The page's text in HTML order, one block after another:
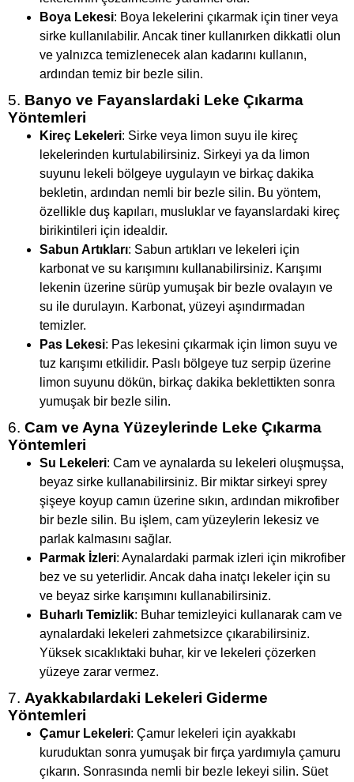
Boya Lekesi: Boya lekelerini çıkarmak için tiner veya
sirke kullanılabilir. Ancak tiner kullanırken dikkatli olun
ve yalnızca temizlenecek alan kadarını kullanın,
ardından temiz bir bezle silin.
5. Banyo ve Fayanslardaki Leke Çıkarma
Yöntemleri
Kireç Lekeleri: Sirke veya limon suyu ile kireç
lekelerinden kurtulabilirsiniz. Sirkeyi ya da limon
suyunu lekeli bölgeye uygulayın ve birkaç dakika
bekletin, ardından nemli bir bezle silin. Bu yöntem,
özellikle duş kapıları, musluklar ve fayanslardaki kireç
birikintileri için idealdir.
Sabun Artıkları: Sabun artıkları ve lekeleri için
karbonat ve su karışımını kullanabilirsiniz. Karışımı
lekenin üzerine sürüp yumuşak bir bezle ovalayın ve
su ile durulayın. Karbonat, yüzeyi aşındırmadan
temizler.
Pas Lekesi: Pas lekesini çıkarmak için limon suyu ve
tuz karışımı etkilidir. Paslı bölgeye tuz serpip üzerine
limon suyunu dökün, birkaç dakika beklettikten sonra
yumuşak bir bezle silin.
6. Cam ve Ayna Yüzeylerinde Leke Çıkarma
Yöntemleri
Su Lekeleri: Cam ve aynalarda su lekeleri oluşmuşsa,
beyaz sirke kullanabilirsiniz. Bir miktar sirkeyi sprey
şişeye koyup camın üzerine sıkın, ardından mikrofiber
bir bezle silin. Bu işlem, cam yüzeylerin lekesiz ve
parlak kalmasını sağlar.
Parmak İzleri: Aynalardaki parmak izleri için mikrofiber
bez ve su yeterlidir. Ancak daha inatçı lekeler için su
ve beyaz sirke karışımını kullanabilirsiniz.
Buharlı Temizlik: Buhar temizleyici kullanarak cam ve
aynalardaki lekeleri zahmetsizce çıkarabilirsiniz.
Yüksek sıcaklıktaki buhar, kir ve lekeleri çözerken
yüzeye zarar vermez.
7. Ayakkabılardaki Lekeleri Giderme
Yöntemleri
Çamur Lekeleri: Çamur lekeleri için ayakkabı
kuruduktan sonra yumuşak bir fırça yardımıyla çamuru
çıkarın. Sonrasında nemli bir bezle lekeyi silin. Süet